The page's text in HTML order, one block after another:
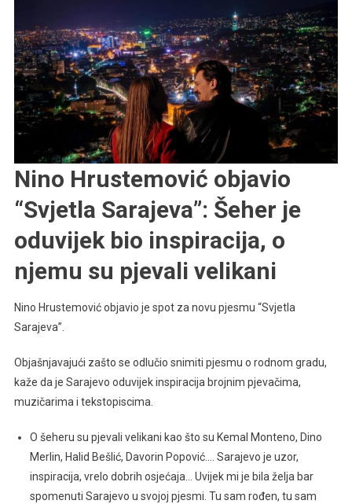
Objavio
“Svjetla
Sarajeva”:
Šeher
Je
Oduvijek
Inspiracija,
Njemu
Su
Pjevali
Velikani
Nino Hrustemović objavio
“Svjetla Sarajeva”: Šeher je
oduvijek bio inspiracija, o
njemu su pjevali velikani
Nino Hrustemović objavio je spot za novu pjesmu “Svjetla
Sarajeva”.
Objašnjavajući zašto se odlučio snimiti pjesmu o rodnom gradu,
kaže da je Sarajevo oduvijek inspiracija brojnim pjevačima,
muzičarima i tekstopiscima.
O šeheru su pjevali velikani kao što su Kemal Monteno, Dino
Merlin, Halid Bešlić, Davorin Popović…. Sarajevo je uzor,
inspiracija, vrelo dobrih osjećaja… Uvijek mi je bila želja bar
spomenuti Sarajevo u svojoj pjesmi. Tu sam rođen, tu sam